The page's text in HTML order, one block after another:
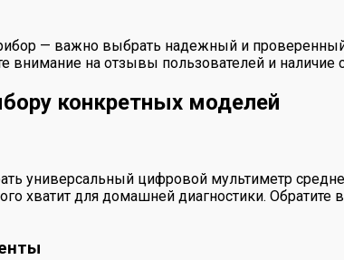
— важно выбрать надежный и
внимание на отзывы пользователей и
конкретных моделей
универсальный цифровой мультиметр
хватит для домашней диагностики.